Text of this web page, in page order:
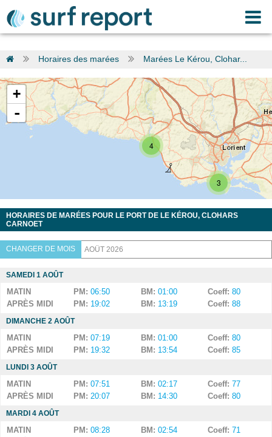
Horaires des marées Marées Le Kérou, Clohar...
3
4
+
-
HORAIRES DE MARÉES POUR LE PORT DE LE KÉROU, CLOHARS
CARNOET
CHANGER DE MOIS
SAMEDI 1 AOÛT
MATIN PM: 06:50 BM: 01:00 Coeff: 80
APRÈS MIDI
PM: 19:02 BM: 13:19 Coeff: 88
DIMANCHE 2 AOÛT
MATIN PM: 07:19 BM: 01:00 Coeff: 80
APRÈS MIDI
PM: 19:32 BM: 13:54 Coeff: 85
LUNDI 3 AOÛT
MATIN PM: 07:51 BM: 02:17 Coeff: 77
APRÈS MIDI
PM: 20:07 BM: 14:30 Coeff: 80
MARDI 4 AOÛT
MATIN PM: 08:28 BM: 02:54 Coeff: 71